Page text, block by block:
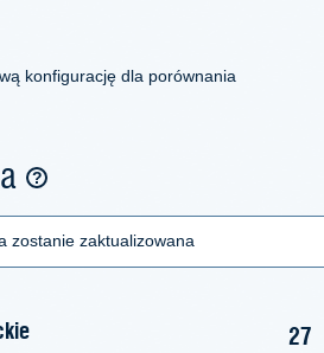
konfigurację dla porównania
zostanie zaktualizowana
27